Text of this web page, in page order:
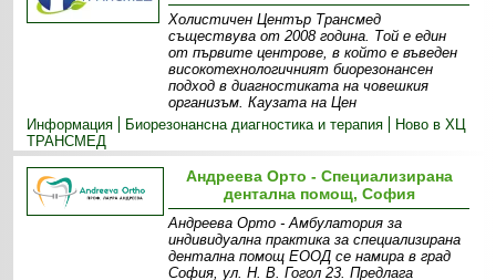
Холистичен Център Трансмед
съществува от 2008 година. Той е един
от първите центрове, в който е въведен
високотехнологичният биорезонансен
подход в диагностиката на човешкия
организъм. Каузата на Цен
Информация
Биорезонансна диагностика и терапия
Ново в ХЦ
ТРАНСМЕД
Андреева Орто - Специализирана
дентална помощ, София
Андреева Орто - Амбулатория за
индивидуална практика за специализирана
дентална помощ ЕООД се намира в град
София, ул. Н. В. Гогол 23. Предлага